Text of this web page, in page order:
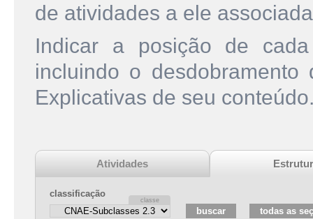
de atividades a ele
Indicar a posição de
incluindo o
Explicativas de seu
Atividades
classificação